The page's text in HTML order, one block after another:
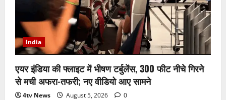
India
एयर इंडिया की फ्लाइट में भीषण टर्बुलेंस, 300 फीट नीचे गिरने
से मची अफरा-तफरी; नए वीडियो आए सामने
4tv News August 5, 2026 0